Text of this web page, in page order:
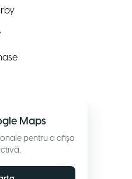
Maps
pentru a afișa